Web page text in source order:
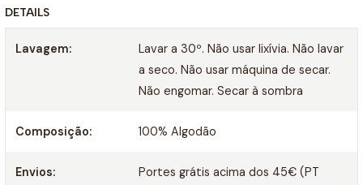
DETAILS
Lavagem:
Lavar a 30º. Não usar lixívia. Não lavar
a seco. Não usar máquina de secar.
Não engomar. Secar à sombra
Composição: 100% Algodão
Envios:
Portes grátis acima dos 45€ (PT